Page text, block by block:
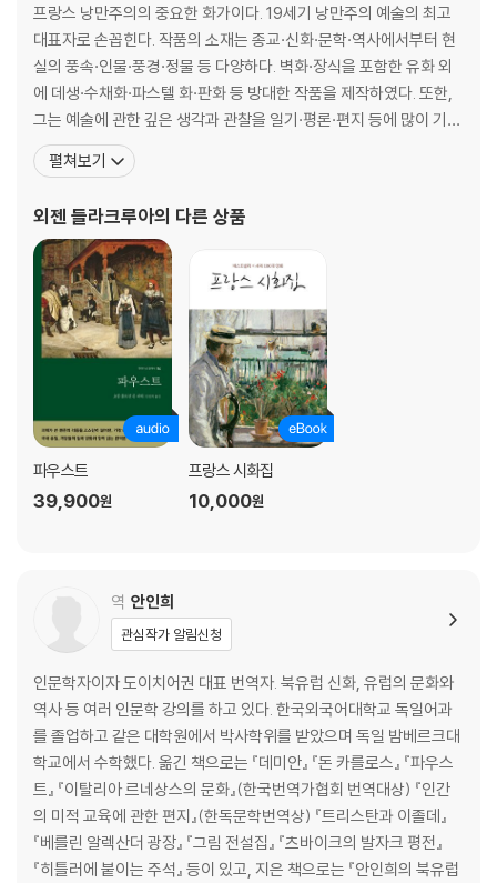
고전적 발푸르기스 밤
-파르살로스 평원
-페네이오스
-페네이오스강 상류에서
-에게해의 암벽 물굽이에서
-로도스의 텔키네스 원시 종족
제3막
스파르타의 메넬라오스 궁전 앞
성의 안뜰
그늘이 드리워진 작은 숲[아르카디아]
제4막
산꼭대기[고산지대]
대립 황제의 천막
제5막
트인 지역
-궁전의 너른 앞뜰
산의 협곡에서
해제 | 안인희
괴테 연보
프랑스 낭만주의의 중요한 화가이다. 19세기 낭만주의 예술의 최고
대표자로 손꼽힌다. 작품의 소재는 종교·신화·문학·역사에서부터 현
실의 풍속·인물·풍경·정물 등 다양하다. 벽화·장식을 포함한 유화 외
에 데생·수채화·파스텔 화·판화 등 방대한 작품을 제작하였다. 또한,
그는 예술에 관한 깊은 생각과 관찰을 일기·평론·편지 등에 많이 기록
하여 남겼다. 그의 작품에는 자연을 구사하여 현실을 초월한 진실 속
에 상상 세계에서의 인간의 모습과, 영웅적인 모습이 되려고 노력하
광학적 효과에 대한 연구는 인상주의자들의 작업
펼쳐보기
외젠 들라크루아의 다른 상품
파우스트
39,900원
프랑스 시화집
10,000원
역 안인희
관심작가 알림신청
인문학자이자 도이치어권 대표 번역자. 북유럽 신화, 유럽의 문화와
역사 등 여러 인문학 강의를 하고 있다. 한국외국어대학교 독일어과
를 졸업하고 같은 대학원에서 박사학위를 받았으며 독일 밤베르크대
학교에서 수학했다. 옮긴 책으로는 『데미안』 『돈 카를로스』 『파우스
트』 『이탈리아 르네상스의 문화』(한국번역가협회 번역대상) 『인간
의 미적 교육에 관한 편지』(한독문학번역상) 『트리스탄과 이졸데』
『베를린 알렉산더 광장』 『그림 전설집』 『츠바이크의 발자크 평전』
『히틀러에 붙이는 주석』 등이 있고, 지은 책으로는 『안인희의 북유럽